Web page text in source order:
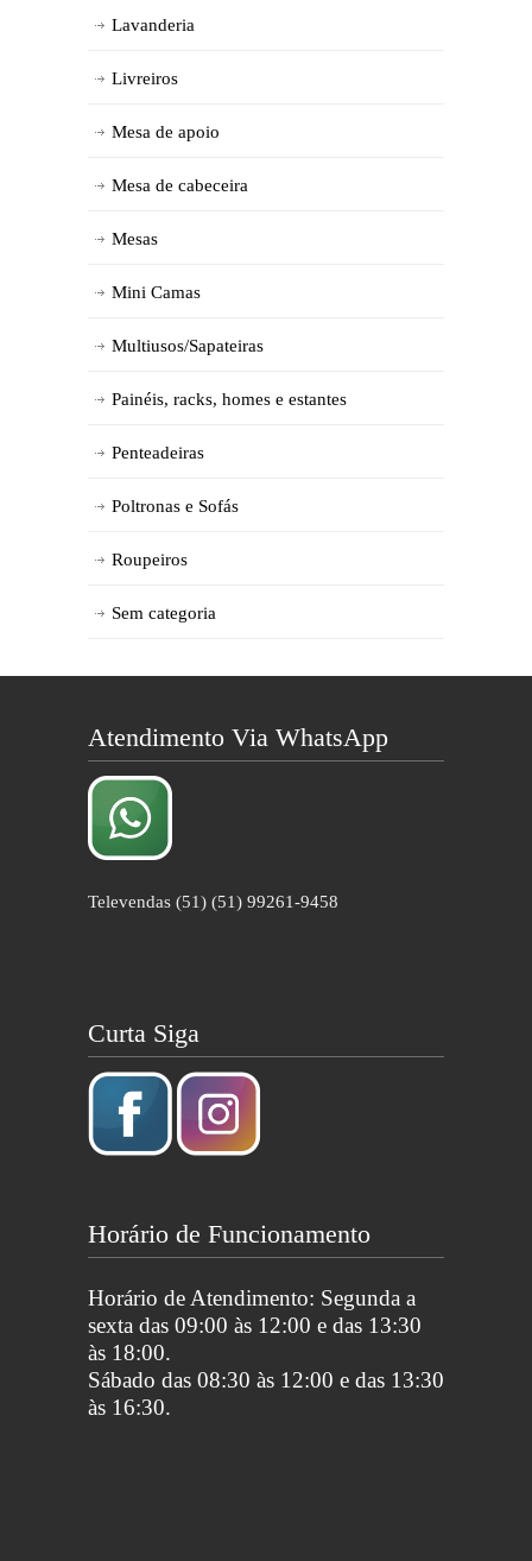
Lavanderia
Livreiros
Mesa de apoio
Mesa de cabeceira
Mesas
Mini Camas
Multiusos/Sapateiras
Painéis, racks, homes e estantes
Penteadeiras
Poltronas e Sofás
Roupeiros
Sem categoria
Atendimento Via WhatsApp
Televendas (51) (51) 99261-9458
Curta Siga
Horário de Funcionamento
Horário de Atendimento: Segunda a
sexta das 09:00 às 12:00 e das 13:30
às 18:00.
Sábado das 08:30 às 12:00 e das 13:30
às 16:30.